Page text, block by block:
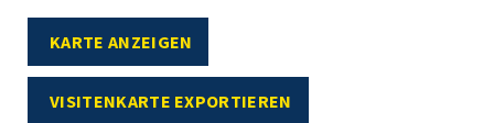
KARTE ANZEIGEN
VISITENKARTE EXPORTIEREN